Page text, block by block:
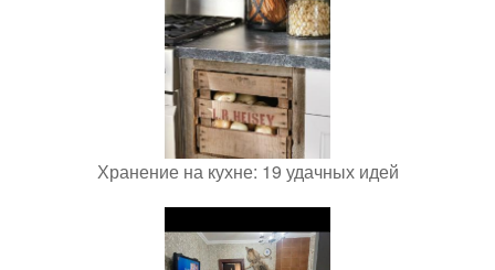
Хранение на кухне: 19 удачных идей